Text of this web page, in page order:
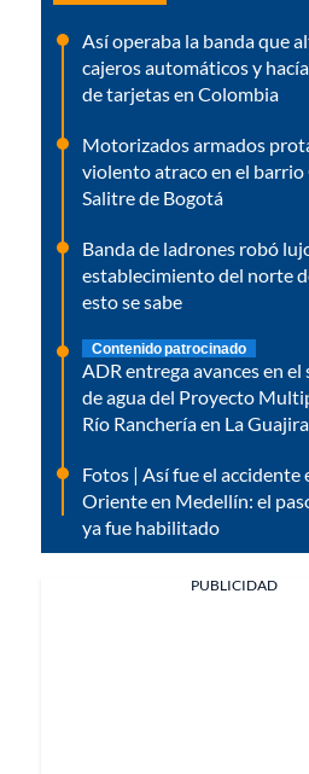
Así operaba la banda que
cajeros automáticos y
de tarjetas en Colombia
Motorizados armados
violento atraco en el barrio
Salitre de Bogotá
Banda de ladrones robó
establecimiento del norte
esto se sabe
Contenido patrocinado
ADR entrega avances en
de agua del Proyecto
Río Ranchería en La Guajira
Fotos | Así fue el accidente
Oriente en Medellín: el
ya fue habilitado
PUBLICIDAD